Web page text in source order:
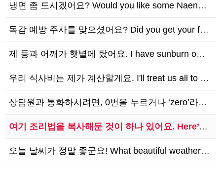
냉면 좀 드시겠어요? Would you like some Naengmyon?
독감 예방 주사를 맞으셨어요? Did you get your flu shot?
제 등과 어깨가 햇볕에 탔어요. I have sunburn on my back and sh…
우리 식사비는 제가 계산할게요. I'll treat us all to dinner.
상담원과 통화하시려면, 0번을 누르거나 ‘zero’라고 말하세요. To speak to a…
여기 조리법을 복사해둔 것이 하나 있어요. Here’s a copy of the recip…
오늘 날씨가 정말 좋군요! What beautiful weather we are havin…